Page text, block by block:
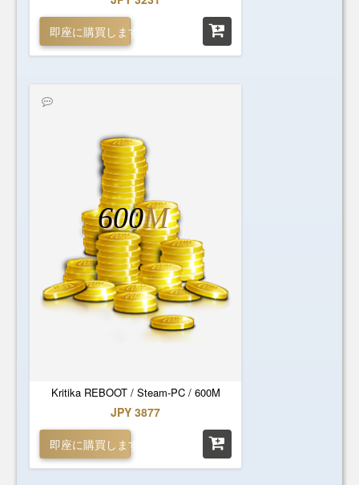
即座に購買します
Kritika REBOOT / Steam-PC / 600M
600M
JPY 3877
即座に購買します